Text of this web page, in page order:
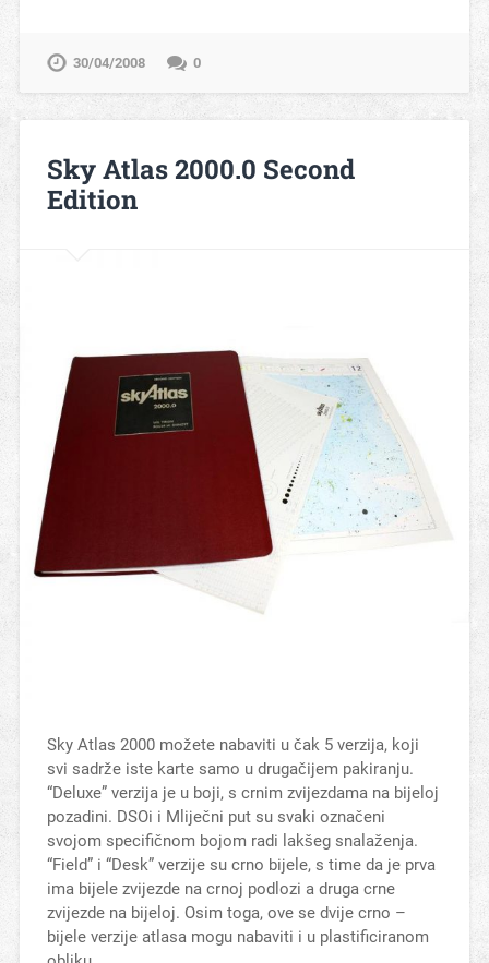
30/04/2008 0
Sky Atlas 2000.0 Second
Edition
Sky Atlas 2000 možete nabaviti u čak 5 verzija, koji
svi sadrže iste karte samo u drugačijem pakiranju.
“Deluxe” verzija je u boji, s crnim zvijezdama na bijeloj
pozadini. DSOi i Mliječni put su svaki označeni
svojom specifičnom bojom radi lakšeg snalaženja.
“Field” i “Desk” verzije su crno bijele, s time da je prva
ima bijele zvijezde na crnoj podlozi a druga crne
zvijezde na bijeloj. Osim toga, ove se dvije crno –
bijele verzije atlasa mogu nabaviti i u plastificiranom